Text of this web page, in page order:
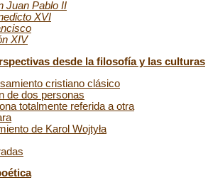
Juan Pablo II
XVI
XIV
desde la filosofía y las culturas
cristiano clásico
de dos personas
totalmente referida a otra
de Karol Wojtyła